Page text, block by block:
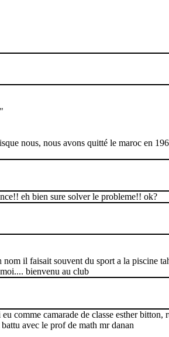
nous, nous avons quitté le maroc en
eh bien sure solver le probleme!! ok?
il faisait souvent du sport a la piscine
bienvenu au club
comme camarade de classe esther
avec le prof de math mr danan